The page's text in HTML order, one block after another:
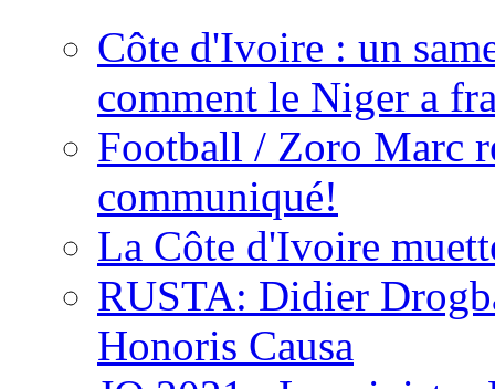
Côte d'Ivoire : un
comment le Niger a
Football / Zoro Marc
communiqué!
La Côte d'Ivoire
RUSTA: Didier
Honoris Causa